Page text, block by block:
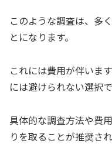
このような調査は、多
とになります。
これには費用が伴いま
には避けられない選択で
具体的な調査方法や費
りを取ることが推奨され